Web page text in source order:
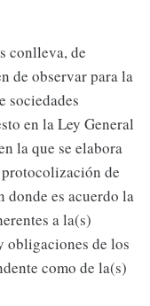
conlleva, de
de observar para la
sociedades
en la Ley General
la que se elabora
de
donde es acuerdo la
a la(s)
obligaciones de los
como de la(s)